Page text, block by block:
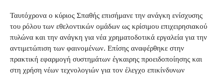
Ταυτόχρονα ο κύριος Σπαθής επισήμανε την ανάγκη ενίσχυσης
του ρόλου των εθελοντικών ομάδων ως κρίσιμου επιχειρησιακού
πυλώνα και την ανάγκη για νέα χρηματοδοτικά εργαλεία για την
αντιμετώπιση των φαινομένων. Επίσης αναφέρθηκε στην
πρακτική εφαρμογή συστημάτων έγκαιρης προειδοποίησης και
στη χρήση νέων τεχνολογιών για τον έλεγχο επικίνδυνων